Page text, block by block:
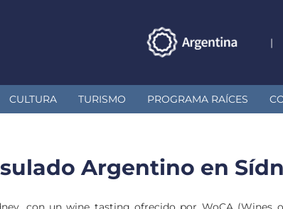
|
CULTURA TURISMO PROGRAMA RAÍCES
Argentino en